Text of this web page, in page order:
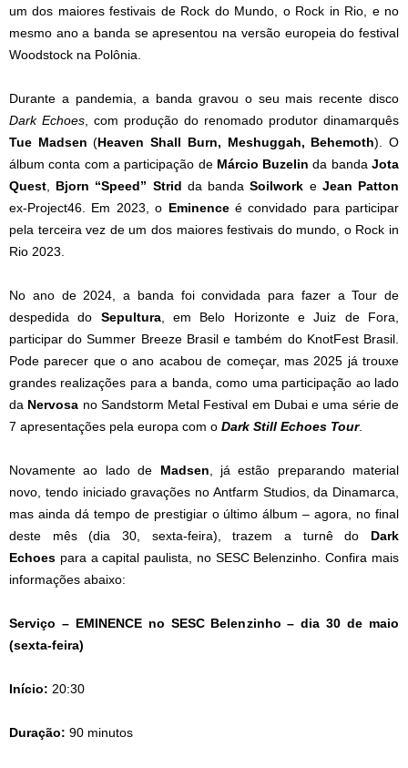
um dos maiores festivais de Rock do Mundo, o Rock in Rio, e no
mesmo ano a banda se apresentou na versão europeia do festival
Woodstock na Polônia.
Durante a pandemia, a banda gravou o seu mais recente disco
Dark Echoes , com produção do renomado produtor dinamarquês
Tue Madsen (Heaven Shall Burn, Meshuggah, Behemoth). O
álbum conta com a participação de Márcio Buzelin da bandaJota
Quest
Bjorn “Speed” Strid da bandaSoilwork e Jean Patton
ex-Project46. Em 2023, o Eminenceé convidado para participar
pela terceira vez de um dos maiores festivais do mundo, o Rock in
Rio 2023.
No ano de 2024, a banda foi convidada para fazer a Tour de
despedida do Sepultura, em Belo Horizonte e Juiz de Fora,
participar do Summer Breeze Brasil e também do KnotFest Brasil.
Pode parecer que o ano acabou de começar, mas 2025 já trouxe
grandes realizações para a banda, como uma participação ao lado
da Nervosa no Sandstorm Metal Festival em Dubai e uma série de
7 apresentações pela europa com o Dark Still Echoes Tour.
Novamente ao lado de Madsen , já estão preparando material
novo, tendo iniciado gravações no Antfarm Studios, da Dinamarca,
mas ainda dá tempo de prestigiar o último álbum – agora, no final
deste mês (dia 30, sexta-feira), trazem a turnê do Dark
Echoes para a capital paulista, no SESC Belenzinho. Confira mais
informações abaixo:
Serviço – EMINENCE no SESC Belenzinho – dia 30 de maio
(sexta-feira)
Início: 20:30
Duração: 90 minutos